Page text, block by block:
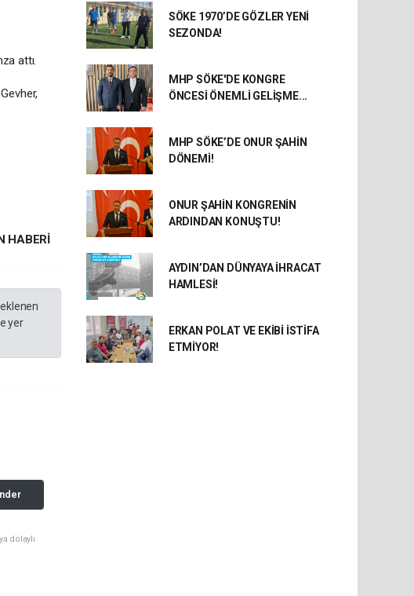
attı.
HABERİ
yer
dolaylı
SÖKE 1970’DE GÖZLER YENİ
SEZONDA!
MHP SÖKE'DE KONGRE
ÖNCESİ ÖNEMLİ GELİŞME...
MHP SÖKE’DE ONUR ŞAHİN
DÖNEMİ!
ONUR ŞAHİN KONGRENİN
ARDINDAN KONUŞTU!
AYDIN’DAN DÜNYAYA İHRACAT
HAMLESİ!
ERKAN POLAT VE EKİBİ İSTİFA
ETMİYOR!